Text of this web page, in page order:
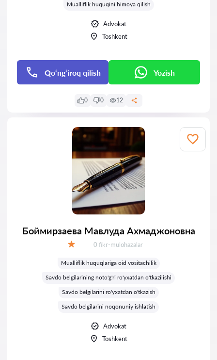
Mualliflik huquqini himoya qilish
Advokat
Toshkent
Qo‘ng‘iroq qilish Yozish
0 0 12
Боймирзаева Мавлуда Ахмаджоновна
Fikrlar:
0 fikr-mulohazalar
Mualliflik huquqlariga oid vositachilik
Savdo belgilarining noto'g'ri ro'yxatdan o'tkazilishi
Savdo belgilarini ro'yxatdan o'tkazish
Savdo belgilarini noqonuniy ishlatish
Advokat
Toshkent